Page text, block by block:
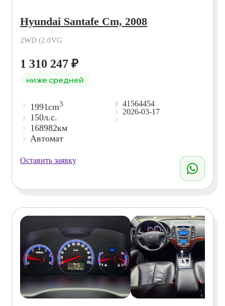
Hyundai Santafe Cm, 2008
2WD (2.0VG
1 310 247 ₽
ниже средней
1991cm3
150л.с.
168982км
Автомат
41564454
2026-03-17
Оставить заявку